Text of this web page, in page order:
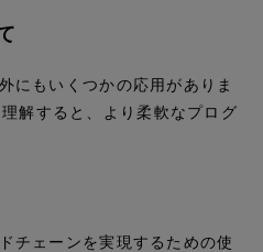
にもいくつかの応用がありま
解すると、より柔軟なプログ
チェーンを実現するための使